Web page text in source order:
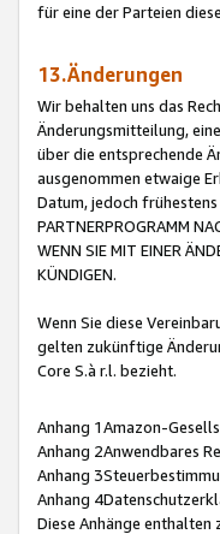
für eine der Parteien
13.Änderungen
Wir behalten uns das
Änderungsmitteilung,
über die entsprechende
ausgenommen etwaige
Datum, jedoch frühestens
PARTNERPROGRAMM
WENN SIE MIT EINER
KÜNDIGEN.
Wenn Sie diese
gelten zukünftige
Core S.à r.l. bezieht.
Anhang 1Amazon-
Anhang 2Anwendbares
Anhang
Anhang
Diese Anhänge